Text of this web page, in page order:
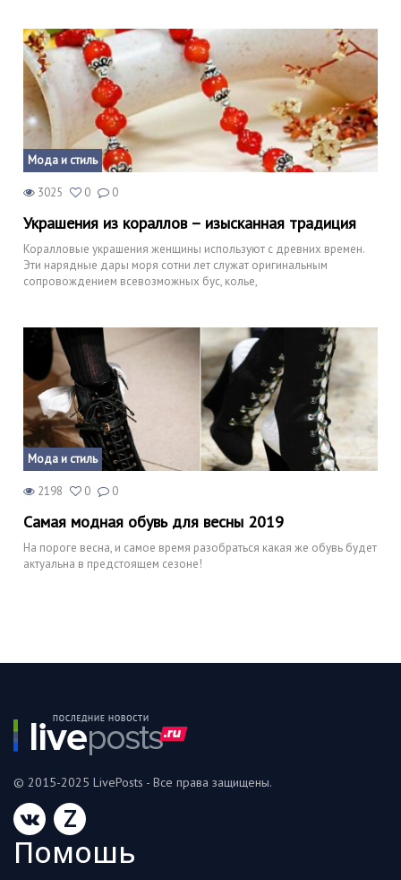
Мода и стиль
3025 0 0
Украшения из кораллов – изысканная традиция
Коралловые украшения женщины используют с древних времен.
Эти нарядные дары моря сотни лет служат оригинальным
сопровождением всевозможных бус, колье,
Мода и стиль
2198 0 0
Самая модная обувь для весны 2019
На пороге весна, и самое время разобраться какая же обувь будет
актуальна в предстоящем сезоне!
© 2015-2025 LivePosts - Все права защищены.
Z
Помошь